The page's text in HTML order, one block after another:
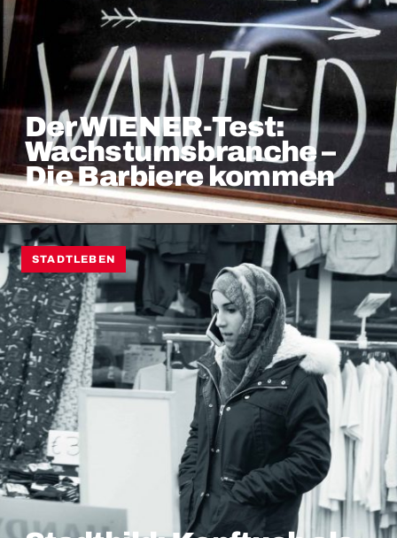
Der WIENER-Test:
Wachstumsbranche –
Die Barbiere kommen
STADTLEBEN